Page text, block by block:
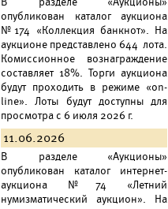
опубликован каталог аукциона
№174 «Коллекция банкнот». На
аукционе представлено 644 лота.
Комиссионное вознаграждение
составляет 18%. Торги аукциона
будут проходить в режиме «on-
line». Лоты будут доступны для
просмотра с 6 июля 2026 г.
11.06.2026
В разделе «Аукционы»
опубликован каталог интернет-
аукциона №74 «Летний
нумизматический аукцион». На